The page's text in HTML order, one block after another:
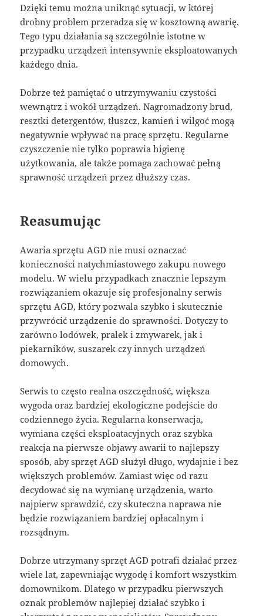
Dzięki temu można uniknąć sytuacji, w której
drobny problem przeradza się w kosztowną awarię.
Tego typu działania są szczególnie istotne w
przypadku urządzeń intensywnie eksploatowanych
każdego dnia.
Dobrze też pamiętać o utrzymywaniu czystości
wewnątrz i wokół urządzeń. Nagromadzony brud,
resztki detergentów, tłuszcz, kamień i wilgoć mogą
negatywnie wpływać na pracę sprzętu. Regularne
czyszczenie nie tylko poprawia higienę
użytkowania, ale także pomaga zachować pełną
sprawność urządzeń przez dłuższy czas.
Reasumując
Awaria sprzętu AGD nie musi oznaczać
konieczności natychmiastowego zakupu nowego
modelu. W wielu przypadkach znacznie lepszym
rozwiązaniem okazuje się profesjonalny serwis
sprzętu AGD, który pozwala szybko i skutecznie
przywrócić urządzenie do sprawności. Dotyczy to
zarówno lodówek, pralek i zmywarek, jak i
piekarników, suszarek czy innych urządzeń
domowych.
Serwis to często realna oszczędność, większa
wygoda oraz bardziej ekologiczne podejście do
codziennego życia. Regularna konserwacja,
wymiana części eksploatacyjnych oraz szybka
reakcja na pierwsze objawy awarii to najlepszy
sposób, aby sprzęt AGD służył długo, wydajnie i bez
większych problemów. Zamiast więc od razu
decydować się na wymianę urządzenia, warto
najpierw sprawdzić, czy skuteczna naprawa nie
będzie rozwiązaniem bardziej opłacalnym i
rozsądnym.
Dobrze utrzymany sprzęt AGD potrafi działać przez
wiele lat, zapewniając wygodę i komfort wszystkim
domownikom. Dlatego w przypadku pierwszych
oznak problemów najlepiej działać szybko i